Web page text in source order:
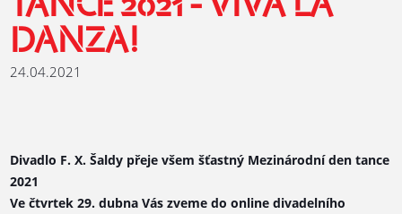
DANZA!
24.04.2021
Divadlo F. X. Šaldy přeje všem šťastný Mezinárodní den tance
2021
Ve čtvrtek 29. dubna Vás zveme do online divadelního